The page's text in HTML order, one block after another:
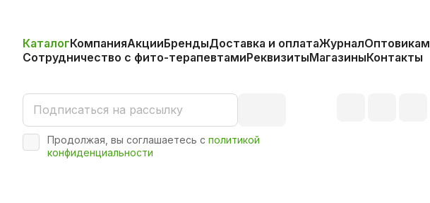
КаталогКомпанияАкцииБрендыДоставка и оплатаЖурналОптовикам
Сотрудничество с фито-терапевтамиРеквизитыМагазиныКонтакты
Продолжая, вы соглашаетесь с политикой
конфиденциальности